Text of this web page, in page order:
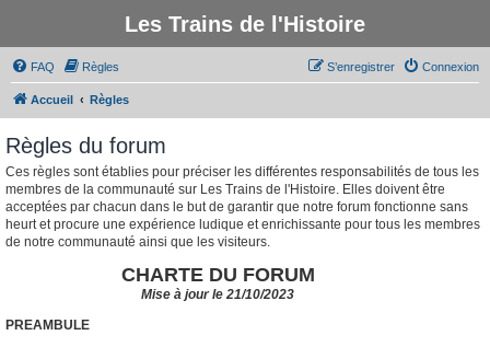
Les Trains de l'Histoire
FAQ Règles Connexion
S’enregistrer
Accueil Règles
Règles du forum
Ces règles sont établies pour préciser les différentes responsabilités de tous les
membres de la communauté sur Les Trains de l'Histoire. Elles doivent être
acceptées par chacun dans le but de garantir que notre forum fonctionne sans
heurt et procure une expérience ludique et enrichissante pour tous les membres
de notre communauté ainsi que les visiteurs.
CHARTE DU FORUM
Mise à jour le 21/10/2023
PREAMBULE